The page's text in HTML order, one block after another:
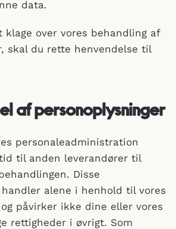
data.
klage over vores behandling af
skal du rette henvendelse til
af personoplysninger
personaleadministration
til anden leverandører til
Disse
alene i henhold til vores
påvirker ikke dine eller vores
rettigheder i øvrigt. Som